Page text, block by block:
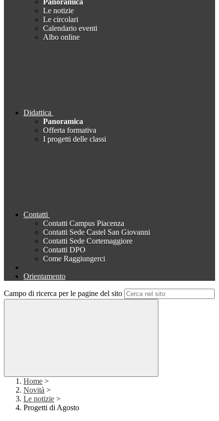
Panoramica
Le notizie
Le circolari
Calendario eventi
Albo online
Didattica
Panoramica
Offerta formativa
I progetti delle classi
Contatti
Contatti Campus Piacenza
Contatti Sede Castel San Giovanni
Contatti Sede Cortemaggiore
Contatti DPO
Come Raggiungerci
Orientamento
Campo di ricerca per le pagine del sito
Home >
Novità >
Le notizie >
Progetti di Agosto